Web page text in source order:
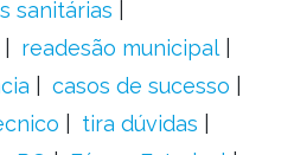
sanitárias
readesão municipal
casos de sucesso
tira dúvidas